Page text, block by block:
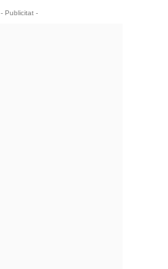
- Publicitat -